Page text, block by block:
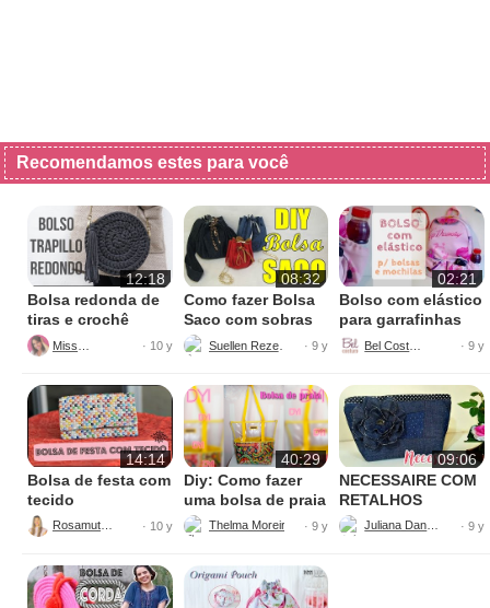
Recomendamos estes para você
12:18
Bolsa redonda de
tiras e crochê
· 10 y
08:32
Como fazer Bolsa
Saco com sobras
de jeans
Suellen Rezende · 9 y
02:21
Bolso com elástico
para garrafinhas
· 9 y
14:14
Bolsa de festa com
tecido
Rosamutuca · 10 y
40:29
Diy: Como fazer
uma bolsa de praia
Thelma Moreira - Costura criativa
· 9 y
09:06
NECESSAIRE COM
RETALHOS
Juliana Dantas · 9 y